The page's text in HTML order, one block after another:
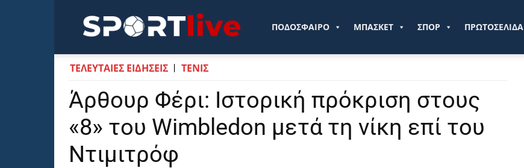
Sportlive.grΠΟΔΟΣΦΑΙΡΟ ΜΠΑΣΚΕΤ ΣΠΟΡ ΠΡΩΤΟΣΕΛΙΔΑ
ΤΕΛΕΥΤΑΙΕΣ ΕΙΔΗΣΕΙΣ ΤΕΝΙΣ
Άρθουρ Φέρι: Ιστορική πρόκριση στους
«8» του Wimbledon μετά τη νίκη επί του
Ντιμιτρόφ